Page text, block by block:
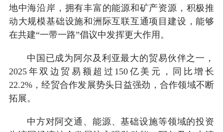
地中海沿岸，拥有丰富的能源和矿产资源，积极推
动大规模基础设施和洲际互联互通项目建设，能够
在共建“一带一路”倡议中发挥更大作用。
中国已成为阿尔及利亚最大的贸易伙伴之一，
2025年双边贸易额超过150亿美元，同比增长
22.2%，经贸合作发展势头日益强劲，合作领域不断
拓展。
中方对阿交通、能源、基础设施等领域的投资